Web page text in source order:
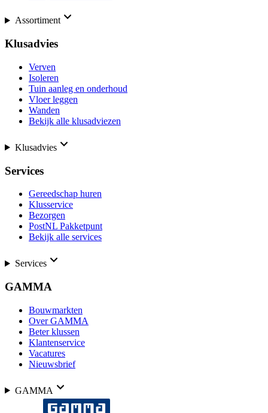
Assortiment
Klusadvies
Verven
Isoleren
Tuin aanleg en onderhoud
Vloer leggen
Wanden
Bekijk alle klusadviezen
Klusadvies
Services
Gereedschap huren
Klusservice
Bezorgen
PostNL Pakketpunt
Bekijk alle services
Services
GAMMA
Bouwmarkten
Over GAMMA
Beter klussen
Klantenservice
Vacatures
Nieuwsbrief
GAMMA